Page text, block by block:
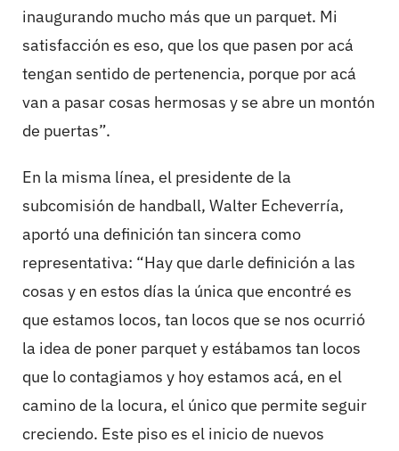
inaugurando mucho más que un parquet. Mi
satisfacción es eso, que los que pasen por acá
tengan sentido de pertenencia, porque por acá
van a pasar cosas hermosas y se abre un montón
de puertas”.
En la misma línea, el presidente de la
subcomisión de handball, Walter Echeverría,
aportó una definición tan sincera como
representativa: “Hay que darle definición a las
cosas y en estos días la única que encontré es
que estamos locos, tan locos que se nos ocurrió
la idea de poner parquet y estábamos tan locos
que lo contagiamos y hoy estamos acá, en el
camino de la locura, el único que permite seguir
creciendo. Este piso es el inicio de nuevos